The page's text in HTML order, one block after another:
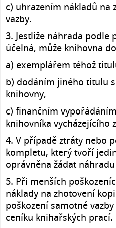
c) uhrazením nákladů na
vazby.
3. Jestliže náhrada podle
účelná, může knihovna
a) exemplářem téhož
b) dodáním jiného titulu
knihovny,
c) finančním
knihovníka vycházejícího
4. V případě ztráty nebo
kompletu, který tvoří
oprávněna žádat
5. Při menších
náklady na zhotovení
poškození samotné
ceníku knihařských prací.